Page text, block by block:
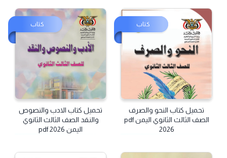
كتاب
تحميل كتاب النحو والصرف
الصف الثالث الثانوي اليمن pdf
2026
كتاب
تحميل كتاب الادب والنصوص
والنقد الصف الثالث الثانوي
اليمن pdf 2026